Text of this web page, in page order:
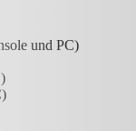
und PC)